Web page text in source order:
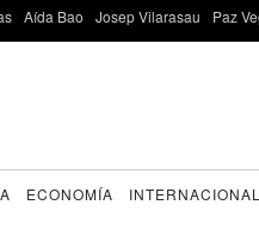
Aída Bao Josep Vilarasau Paz
ECONOMÍA INTERNACIONAL